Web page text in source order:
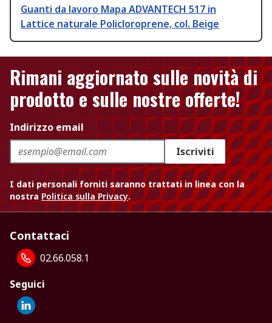
Guanti da lavoro Mapa ADVANTECH 517 in
Lattice naturale Policloroprene, col. Beige
Rimani aggiornato sulle novità di
prodotto e sulle nostre offerte!
Indirizzo email
Iscriviti
I dati personali forniti saranno trattati in linea con la
nostra Politica sulla Privacy.
Contattaci
02.66.058.1
Seguici